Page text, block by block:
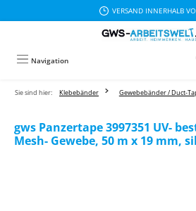
VERSAND INNERHALB
Navigation
Sie sind hier: Klebebänder Gewebebänder / Duct-
gws Panzertape 3997351 UV-
Mesh- Gewebe, 50 m x 19 mm,